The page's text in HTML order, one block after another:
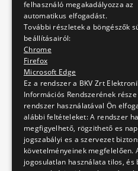
hogy a
főváros
felhasználó megakadályozza az
automatikus elfogadást.
További részletek a böngészők
beállításairól:
Chrome
Firefox
Microsoft Edge
Ez a rendszer a BKV Zrt
Információs Rendszerének része
rendszer használatával Ön
alábbi feltételeket: A rendszer
megfigyelhető, rögzithető es
jogszabályi es a szervezet
követelményeinek megfelelően.
jogosulatlan használata tilos, és